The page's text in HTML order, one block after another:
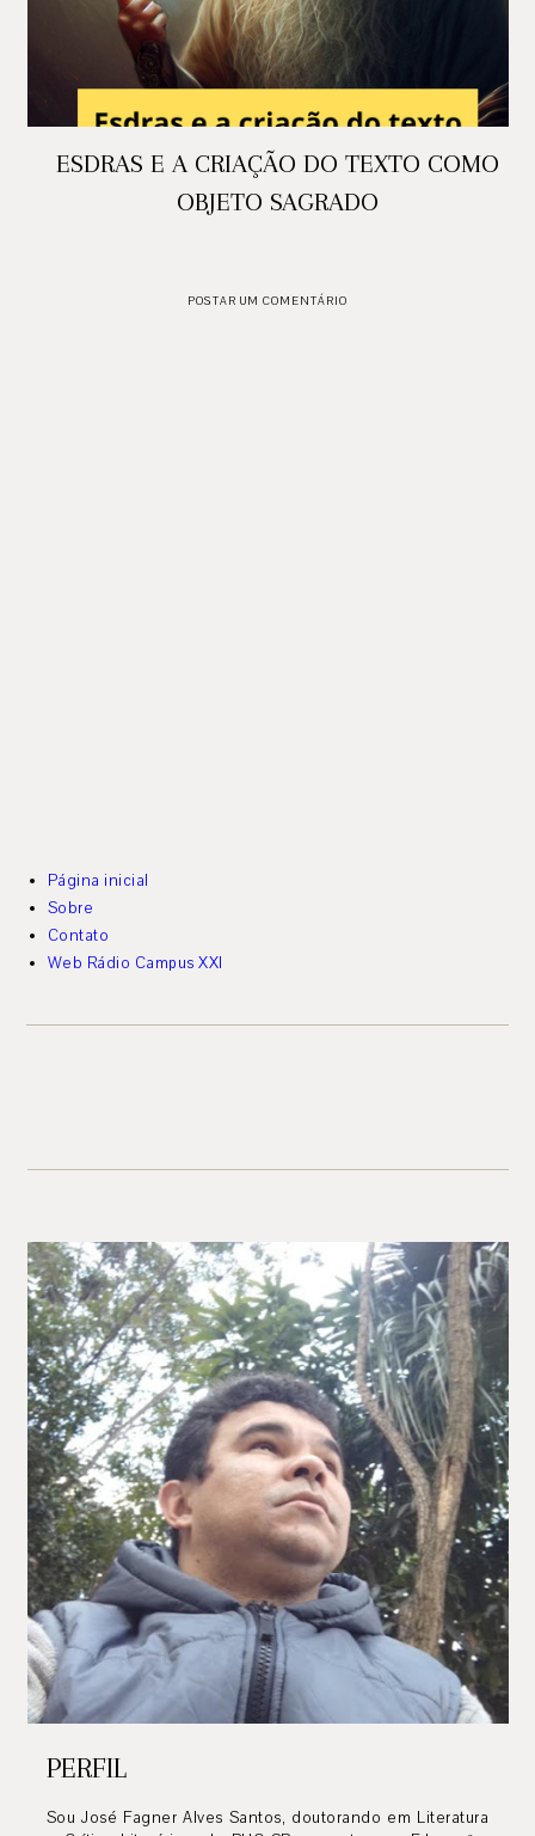
ESDRAS E A CRIAÇÃO DO TEXTO COMO
OBJETO SAGRADO
POSTAR UM COMENTÁRIO
Página inicial
Sobre
Contato
Web Rádio Campus XXI
PERFIL
Sou José Fagner Alves Santos, doutorando em Literatura